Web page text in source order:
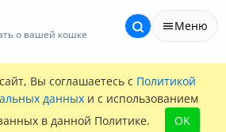
о вашей кошке
Меню
Вы соглашаетесь с Политикой
данных и с использованием
в данной Политике.
OK